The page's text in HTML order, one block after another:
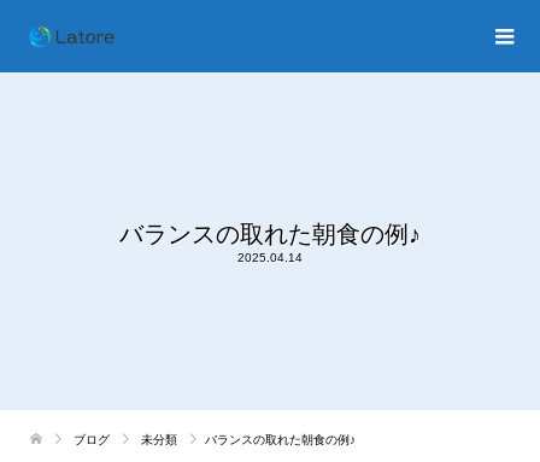
バランスの取れた朝食の例♪
2025.04.14
ブログ 未分類 バランスの取れた朝食の例♪